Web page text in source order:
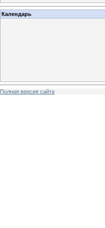
Календарь
Полная версия сайта